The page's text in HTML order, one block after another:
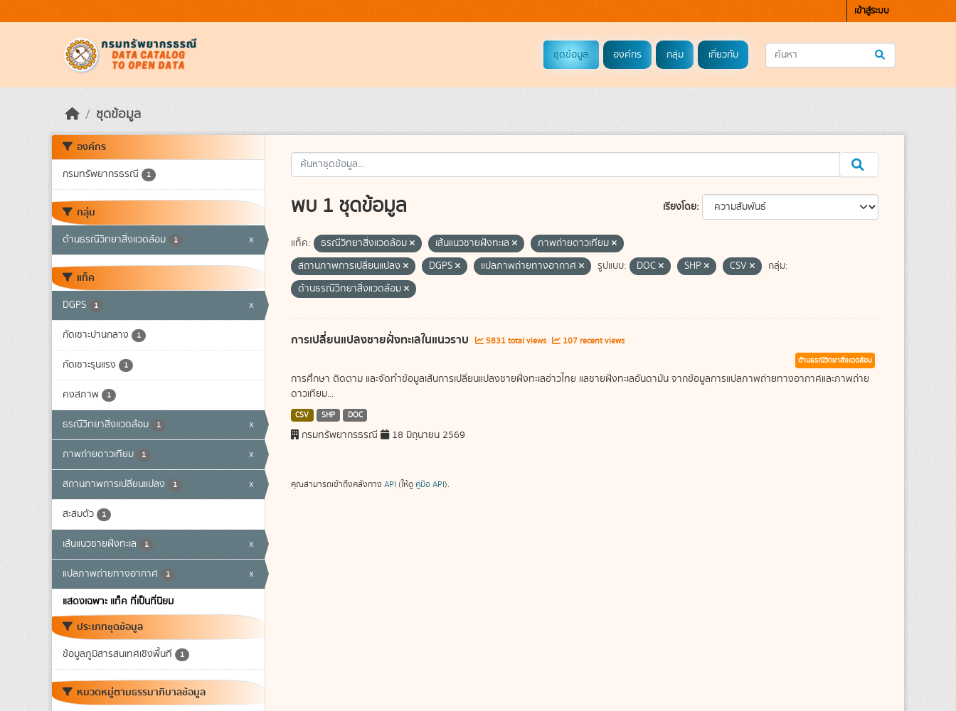
เข้าสู่ระบบ
ชุดข้อมูล องค์กร กลุ่ม เกี่ยวกับ
ชุดข้อมูล
องค์กร
กรมทรัพยากรธรณี 1
กลุ่ม
ด้านธรณีวิทยาสิ่งแวดล้อม 1 x
แท็ค
DGPS 1 x
กัดเซาะปานกลาง 1
กัดเซาะรุนแรง 1
คงสภาพ 1
ธรณีวิทยาสิ่งแวดล้อม 1 x
ภาพถ่ายดาวเทียม 1 x
สถานภาพการเปลี่ยนแปลง 1 x
สะสมตัว 1
เส้นแนวชายฝั่งทะเล 1 x
แปลภาพถ่ายทางอากาศ 1
x
แสดงเฉพาะ แท็ค ที่เป็นที่นิยม
ประเภทชุดข้อมูล
ข้อมูลภูมิสารสนเทศเชิงพื้นที่ 1
หมวดหมู่ตามธรรมาภิบาลข้อมูล
เรียงโดย
พบ 1 ชุดข้อมูล
แท็ค: ธรณีวิทยาสิ่งแวดล้อม เส้นแนวชายฝั่งทะเล
ภาพถ่ายดาวเทียม
สถานภาพการเปลี่ยนแปลง
DGPS แปลภาพถ่ายทางอากาศ รูปแบบ: DOC SHP CSV
กลุ่ม:
ด้านธรณีวิทยาสิ่งแวดล้อม
การเปลี่ยนแปลงชายฝั่งทะเลในแนวราบ 5831 total views 107 recent views
ด้านธรณีวิทยาสิ่งแวดล้อม
การศึกษา ติดตาม และจัดทำข้อมูลเส้นการเปลี่ยนแปลงชายฝั่งทะเลอ่าวไทย แลชายฝั่งทะเลอันดามัน จากข้อมูลการแปลภาพถ่ายทางอากาศและภาพถ่าย
ดาวเทียม...
CSV SHP DOC
กรมทรัพยากรธรณี 18 มิถุนายน 2569
คุณสามารถเข้าถึงคลังทาง API (ให้ดู คู่มือ API).